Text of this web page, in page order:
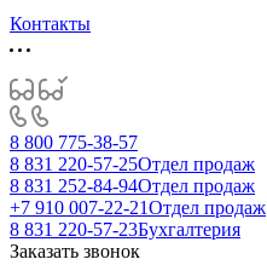
Контакты
8 800 775-38-57
8 831 220-57-25Отдел продаж
8 831 252-84-94Отдел продаж
+7 910 007-22-21Отдел продаж
8 831 220-57-23Бухгалтерия
Заказать звонок